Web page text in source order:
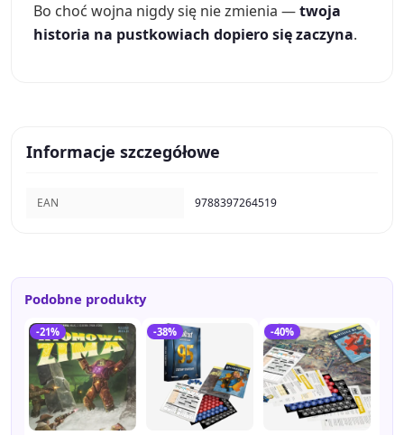
Bo choć wojna nigdy się nie zmienia —twoja
historia na pustkowiach dopiero się zaczyna.
Informacje szczegółowe
EAN 9788397264519
Podobne produkty
-21% -38% -40%